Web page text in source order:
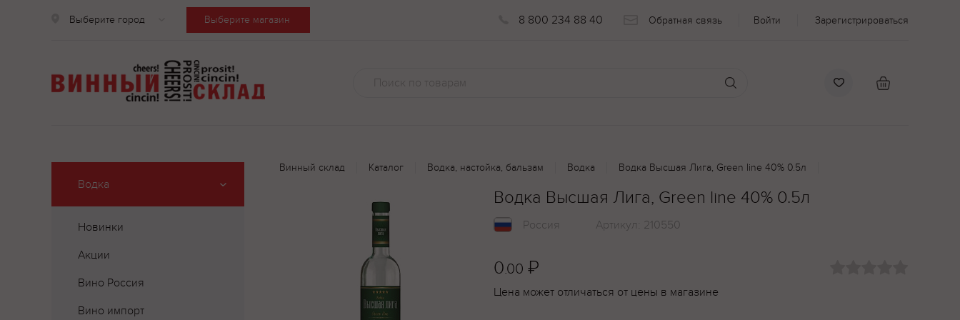
Выберите город Выберите магазин 8 800 234 88 40 Обратная связь Войти Зарегистрироваться
Водка
Новинки
Акции
Вино Россия
Вино импорт
Винный склад Каталог Водка, настойка, бальзам Водка Водка Высшая Лига, Green line 40% 0.5л
Водка Высшая Лига, Green line 40% 0.5л
Россия Артикул: 210550
0.00 ₽
Цена может отличаться от цены в магазине